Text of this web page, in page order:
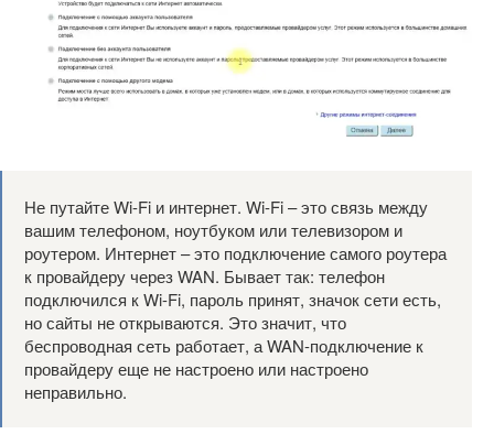
Не путайте Wi-Fi и интернет. Wi-Fi – это связь между
вашим телефоном, ноутбуком или телевизором и
роутером. Интернет – это подключение самого роутера
к провайдеру через WAN. Бывает так: телефон
подключился к Wi-Fi, пароль принят, значок сети есть,
но сайты не открываются. Это значит, что
беспроводная сеть работает, а WAN-подключение к
провайдеру еще не настроено или настроено
неправильно.